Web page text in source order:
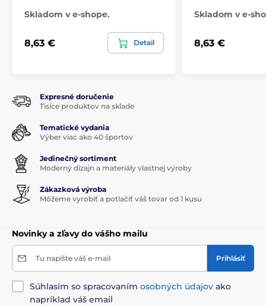
Skladom v e-shope.
8,63 € Detail
Skladom v e-
8,63 €
Expresné doručenie
Tisíce produktov na sklade
Tematické vydania
Výber viac ako 40 športov
Jedinečný sortiment
Moderný dizajn a materiály vlastnej výroby
Zákazková výroba
Môžeme vyrobiť a potlačiť váš tovar od 1 kusu
Novinky a zľavy do vášho mailu
Tu napíšte váš e-mail Prihlásiť
Súhlasím so spracovaním osobných údajov ako
napríklad váš email